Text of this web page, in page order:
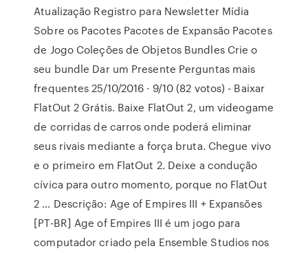
Atualização Registro para Newsletter Mídia
Sobre os Pacotes Pacotes de Expansão Pacotes
de Jogo Coleções de Objetos Bundles Crie o
seu bundle Dar um Presente Perguntas mais
frequentes 25/10/2016 · 9/10 (82 votos) - Baixar
FlatOut 2 Grátis. Baixe FlatOut 2, um videogame
de corridas de carros onde poderá eliminar
seus rivais mediante a força bruta. Chegue vivo
e o primeiro em FlatOut 2. Deixe a condução
cívica para outro momento, porque no FlatOut
2 … Descrição: Age of Empires III + Expansões
[PT-BR] Age of Empires III é um jogo para
computador criado pela Ensemble Studios nos